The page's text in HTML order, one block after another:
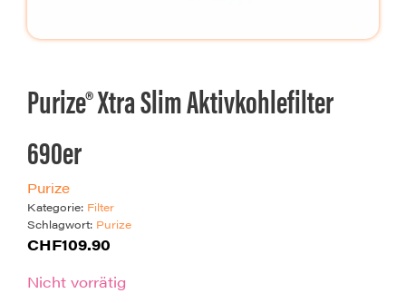
Purize® Xtra Slim Aktivkohlefilter
690er
Purize
Kategorie: Filter
Schlagwort: Purize
CHF109.90
Nicht vorrätig